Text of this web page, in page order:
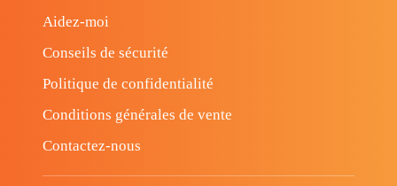
Aidez-moi
Conseils de sécurité
Politique de confidentialité
Conditions générales de vente
Contactez-nous